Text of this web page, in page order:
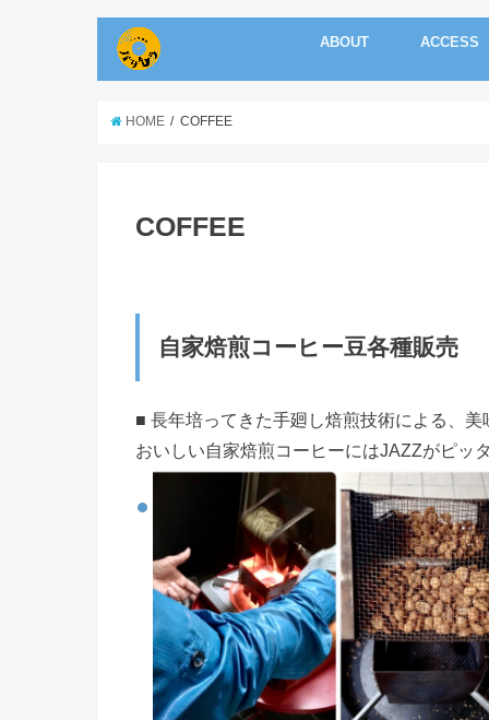
ABOUT ACCESS
HOME COFFEE
COFFEE
自家焙煎コーヒー豆各種販売
■ 長年培ってきた手廻し焙煎技術による、
おいしい自家焙煎コーヒーにはJAZZがピッ